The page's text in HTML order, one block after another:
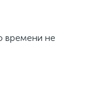
времени не